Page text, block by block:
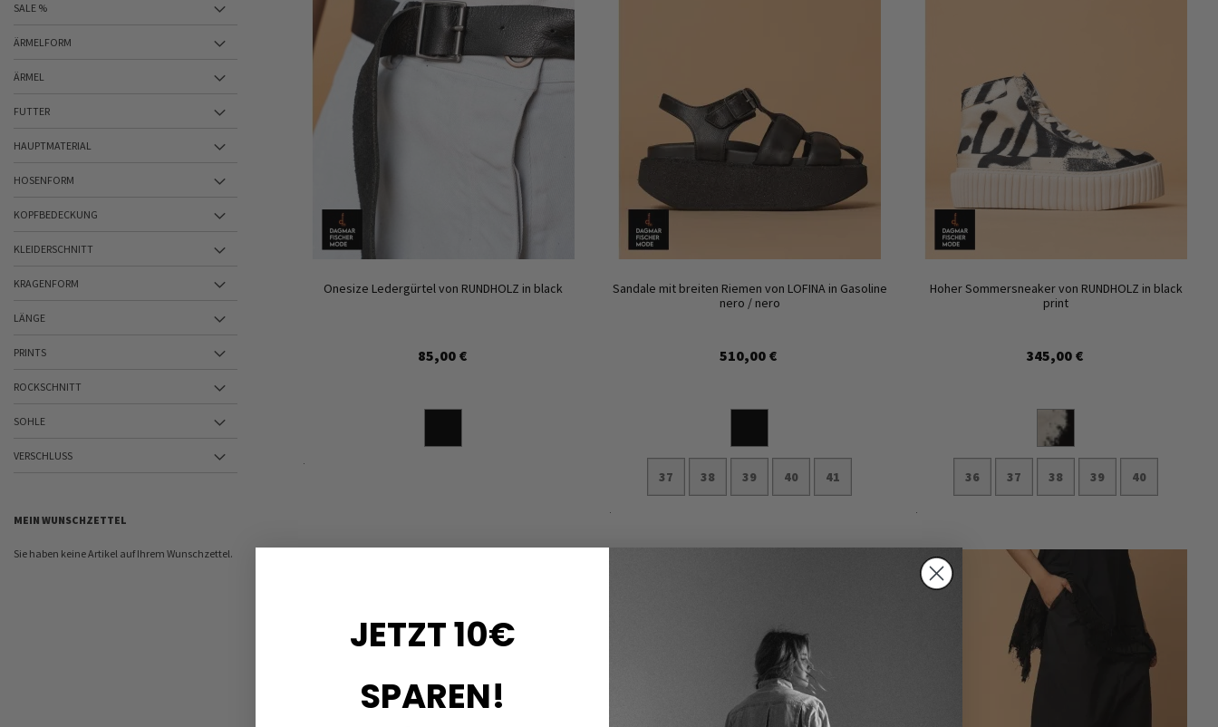
Onesize Ledergürtel von RUNDHOLZ in black
85,00 €
Sandale mit breiten Riemen von LOFINA in Gasoline
nero / nero
510,00 €
37 38 39 40 41
Hoher Sommersneaker von RUNDHOLZ in black
print
345,00 €
36 37 38 39 40
SALE %
ÄRMELFORM
ÄRMEL
FUTTER
HAUPTMATERIAL
HOSENFORM
KOPFBEDECKUNG
KLEIDERSCHNITT
KRAGENFORM
LÄNGE
PRINTS
ROCKSCHNITT
SOHLE
VERSCHLUSS
MEIN WUNSCHZETTEL
Sie haben keine Artikel auf Ihrem Wunschzettel.
JETZT 10€
SPAREN!